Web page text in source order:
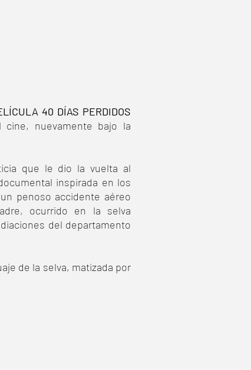
40 DÍAS PERDIDOS
cine, nuevamente bajo la
que le dio la vuelta al
inspirada en los
penoso accidente aéreo
ocurrido en la selva
del departamento
de la selva, matizada por